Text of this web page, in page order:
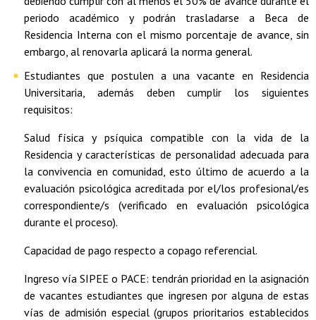
periodo académico y podrán trasladarse a Beca de
Residencia Interna con el mismo porcentaje de avance, sin
embargo, al renovarla aplicará la norma general.
Estudiantes que postulen a una vacante en Residencia
Universitaria, además deben cumplir los siguientes
requisitos:
Salud física y psíquica compatible con la vida de la
Residencia y características de personalidad adecuada para
la convivencia en comunidad, esto último de acuerdo a la
evaluación psicológica acreditada por el/los profesional/es
correspondiente/s (verificado en evaluación psicológica
durante el proceso).
Capacidad de pago respecto a copago referencial.
Ingreso vía SIPEE o PACE: tendrán prioridad en la asignación
de vacantes estudiantes que ingresen por alguna de estas
vías de admisión especial (grupos prioritarios establecidos